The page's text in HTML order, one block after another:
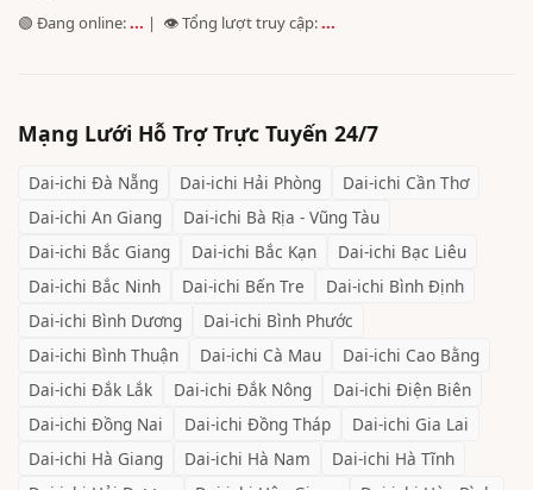
🟢 Đang online:... | 👁️ Tổng lượt truy cập:...
Mạng Lưới Hỗ Trợ Trực Tuyến 24/7
Dai-ichi Đà Nẵng Dai-ichi Hải Phòng Dai-ichi Cần Thơ
Dai-ichi An Giang Dai-ichi Bà Rịa - Vũng Tàu
Dai-ichi Bắc Giang Dai-ichi Bắc Kạn Dai-ichi Bạc Liêu
Dai-ichi Bắc Ninh Dai-ichi Bến Tre Dai-ichi Bình Định
Dai-ichi Bình Dương Dai-ichi Bình Phước
Dai-ichi Bình Thuận Dai-ichi Cà Mau Dai-ichi Cao Bằng
Dai-ichi Đắk Lắk Dai-ichi Đắk Nông Dai-ichi Điện Biên
Dai-ichi Đồng Nai Dai-ichi Đồng Tháp Dai-ichi Gia Lai
Dai-ichi Hà Giang Dai-ichi Hà Nam Dai-ichi Hà Tĩnh